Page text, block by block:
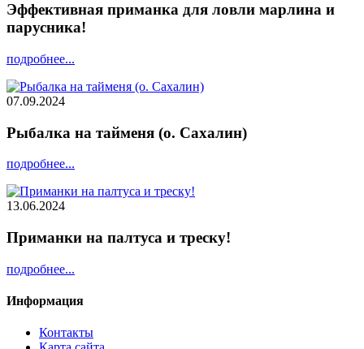
Эффективная приманка для ловли марлина и
парусника!
подробнее...
07.09.2024
Рыбалка на тайменя (о. Сахалин)
подробнее...
13.06.2024
Приманки на палтуса и треску!
подробнее...
Информация
Контакты